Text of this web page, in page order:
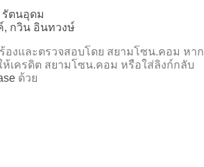
ตนอุดม
, กวิน อินทวงษ์
องและตรวจสอบโดย สยามโซน.คอม หาก
เครดิต สยามโซน.คอม หรือใส่ลิงก์กลับ
ด้วย